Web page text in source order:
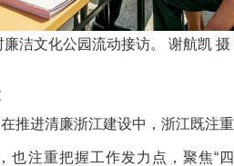
洁文化公园流动接访。 谢航凯 摄
进清廉浙江建设中，浙江既注重
也注重把握工作发力点，聚焦“四